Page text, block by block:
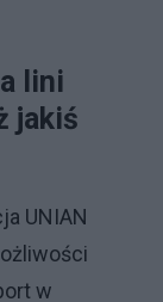
lini
jakiś
UNIAN
w